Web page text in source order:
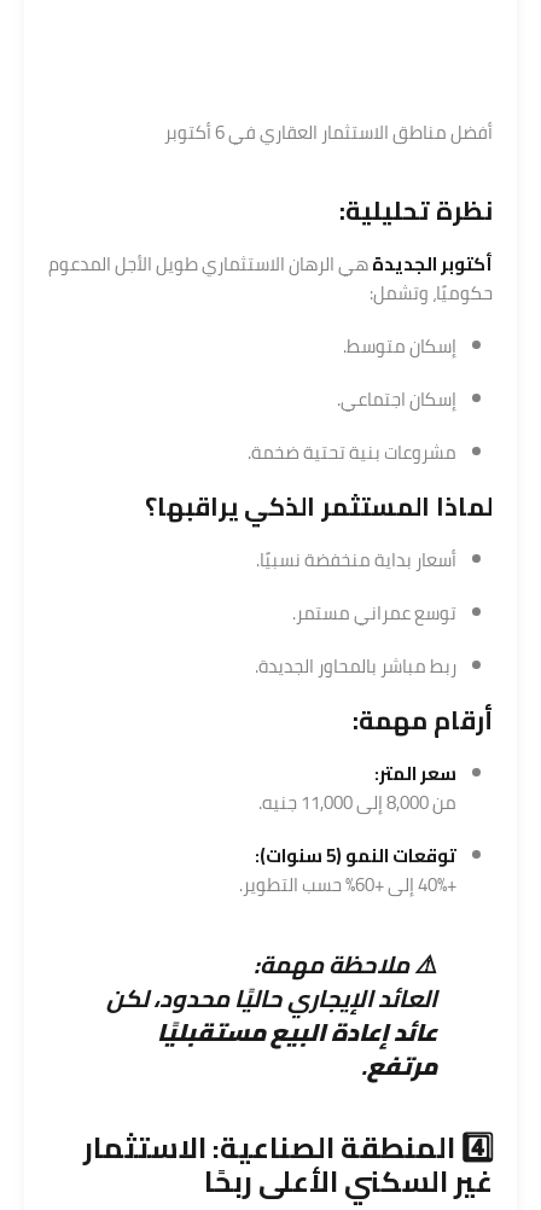
أفضل مناطق الاستثمار العقاري في 6 أكتوبر
نظرة تحليلية:
أكتوبر الجديدةهي الرهان الاستثماري طويل الأجل المدعوم
حكوميًا، وتشمل:
إسكان متوسط.
إسكان اجتماعي.
مشروعات بنية تحتية ضخمة.
لماذا المستثمر الذكي يراقبها؟
أسعار بداية منخفضة نسبيًا.
توسع عمراني مستمر.
ربط مباشر بالمحاور الجديدة.
أرقام مهمة:
سعر المتر:
من 8,000 إلى 11,000 جنيه.
توقعات النمو (5 سنوات):
+40% إلى +60% حسب التطوير.
⚠️ ملاحظة مهمة:
العائد الإيجاري حاليًا محدود، لكن
عائد إعادة البيع مستقبليًا
مرتفع.
4️⃣ المنطقة الصناعية: الاستثمار
غير السكنيالأعلى ربحًا